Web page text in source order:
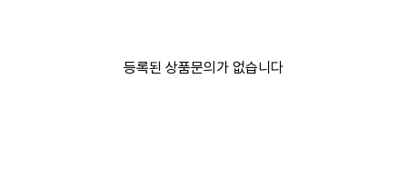
등록된 상품문의가 없습니다